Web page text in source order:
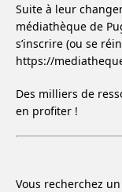
Suite à leur
médiathèque de
s’inscrire (ou se
https://
Des milliers de
en profiter !
Vous recherchez